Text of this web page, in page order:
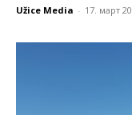
Užice Media - 17. март